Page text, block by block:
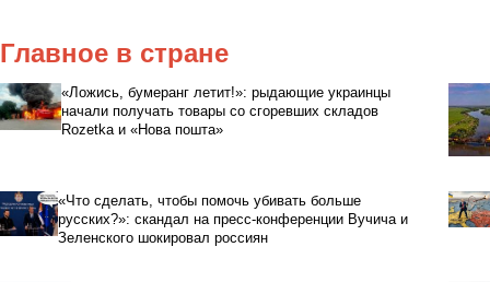
Главное в стране
«Ложись, бумеранг летит!»: рыдающие украинцы
начали получать товары со сгоревших складов
Rozetka и «Нова пошта»
«Что сделать, чтобы помочь убивать больше
русских?»: скандал на пресс-конференции Вучича и
Зеленского шокировал россиян